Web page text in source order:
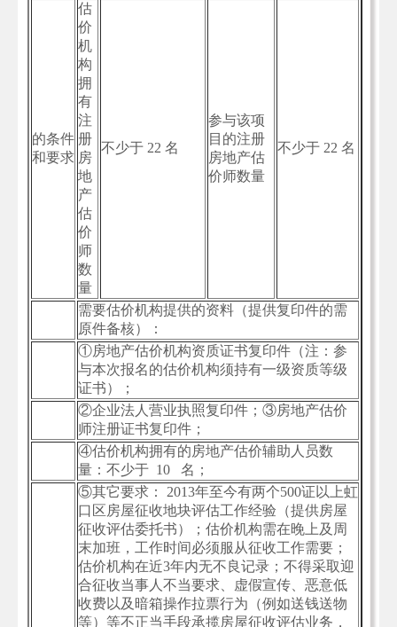
的条件
和要求
估
价
机
构
拥
有
注
册
房
地
产
估
价
师
数
量
不少于 22 名
参与该项
目的注册
房地产估
价师数量
不少于 22 名
需要估价机构提供的资料（提供复印件的需
原件备核）：
①房地产估价机构资质证书复印件（注：参
与本次报名的估价机构须持有一级资质等级
证书）；
②企业法人营业执照复印件；③房地产估价
师注册证书复印件；
④估价机构拥有的房地产估价辅助人员数
量：不少于 10 名；
⑤其它要求： 2013年至今有两个500证以上虹
口区房屋征收地块评估工作经验（提供房屋
征收评估委托书）；估价机构需在晚上及周
末加班，工作时间必须服从征收工作需要；
估价机构在近3年内无不良记录；不得采取迎
合征收当事人不当要求、虚假宣传、恶意低
收费以及暗箱操作拉票行为（例如送钱送物
等）等不正当手段承揽房屋征收评估业务，